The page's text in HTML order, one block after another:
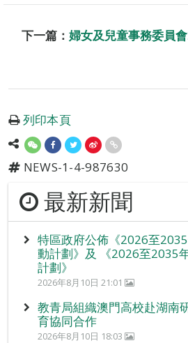
下一篇： 婦女及兒童事務委員
列印本頁
NEWS-1-4-987630
最新新聞
特區政府公佈《2026至
動計劃》及 《2026至2035
計劃》
2026年8月10日 21:01
教青局組織澳門高校赴湖南
育協同合作
2026年8月10日 18:03